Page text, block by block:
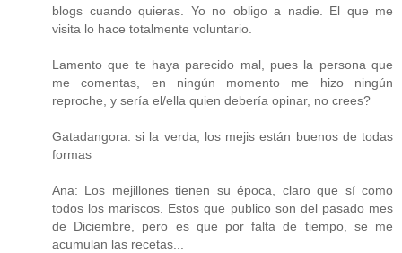
blogs cuando quieras. Yo no obligo a nadie. El que me
visita lo hace totalmente voluntario.
Lamento que te haya parecido mal, pues la persona que
me comentas, en ningún momento me hizo ningún
reproche, y sería el/ella quien debería opinar, no crees?
Gatadangora: si la verda, los mejis están buenos de todas
formas
Ana: Los mejillones tienen su época, claro que sí como
todos los mariscos. Estos que publico son del pasado mes
de Diciembre, pero es que por falta de tiempo, se me
acumulan las recetas...